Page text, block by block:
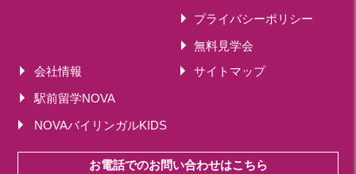
プライバシーポリシー
無料見学会
会社情報
サイトマップ
駅前留学NOVA
NOVAバイリンガルKIDS
お電話でのお問い合わせはこちら